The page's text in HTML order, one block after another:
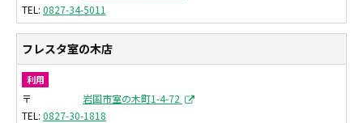
0827-34-5011
フレスタ室の木店
利用
〒
岩国市室の木町1-4-72
0827-30-1818